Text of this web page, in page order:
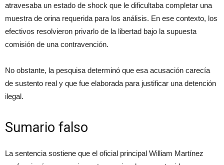
atravesaba un estado de shock que le dificultaba completar una
muestra de orina requerida para los análisis. En ese contexto, los
efectivos resolvieron privarlo de la libertad bajo la supuesta
comisión de una contravención.
No obstante, la pesquisa determinó que esa acusación carecía
de sustento real y que fue elaborada para justificar una detención
ilegal.
Sumario falso
La sentencia sostiene que el oficial principal William Martínez